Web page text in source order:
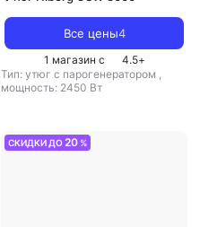
Все цены4
1 магазин с 4.5+
Тип: утюг с парогенератором ,
мощность: 2450 Вт
СКИДКИ ДО20 %